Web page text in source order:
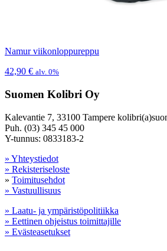
Namur viikonloppureppu
42,90 € alv. 0%
Suomen Kolibri Oy
Kalevantie 7, 33100 Tampere
Puh. (03) 345 45 000
Y-tunnus: 0833183-2
» Yhteystiedot
» Rekisteriseloste
» Toimitusehdot
» Vastuullisuus
» Laatu- ja ympäristöpolitiikka
» Eettinen ohjeistus toimittajille
» Evästeasetukset